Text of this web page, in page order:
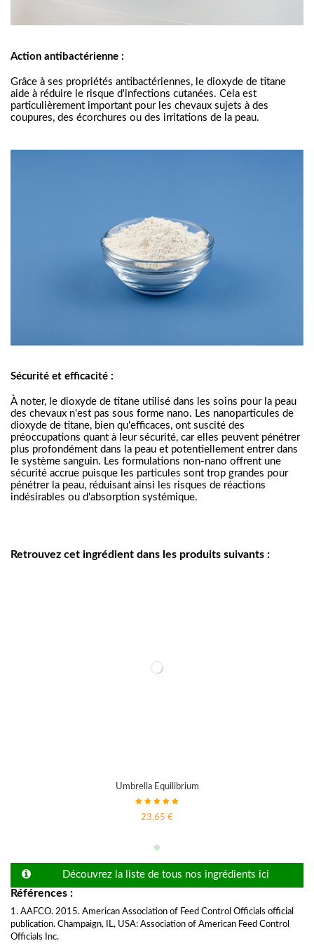
Action antibactérienne :
Grâce à ses propriétés antibactériennes, le dioxyde de titane
aide à réduire le risque d'infections cutanées. Cela est
particulièrement important pour les chevaux sujets à des
coupures, des écorchures ou des irritations de la peau.
Sécurité et efficacité :
À noter, le dioxyde de titane utilisé dans les soins pour la peau
des chevaux n'est pas sous forme nano. Les nanoparticules de
dioxyde de titane, bien qu'efficaces, ont suscité des
préoccupations quant à leur sécurité, car elles peuvent pénétrer
plus profondément dans la peau et potentiellement entrer dans
le système sanguin. Les formulations non-nano offrent une
sécurité accrue puisque les particules sont trop grandes pour
pénétrer la peau, réduisant ainsi les risques de réactions
indésirables ou d'absorption systémique.
Retrouvez cet ingrédient dans les produits suivants :
Umbrella Equilibrium
23,65 €
Découvrez la liste de tous nos ingrédients ici
Références :
1. AAFCO. 2015. American Association of Feed Control Officials official
publication. Champaign, IL, USA: Association of American Feed Control
Officials Inc.